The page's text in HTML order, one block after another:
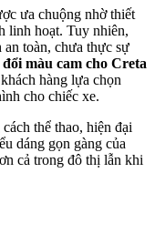
ưa chuộng nhờ thiết
linh hoạt. Tuy nhiên,
an toàn, chưa thực sự
màu cam cho Creta
hàng lựa chọn
cho chiếc xe.
thể thao, hiện đại
dáng gọn gàng của
cả trong đô thị lẫn khi